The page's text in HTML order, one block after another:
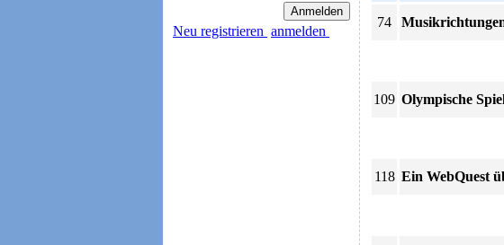
Neu registrieren anmelden
74
109 Olympische
118 Ein WebQuest